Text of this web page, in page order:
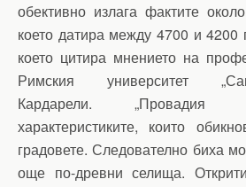
обективно излага фактите
което датира между 4700 и 4200
което цитира мнението на
Римския университет
Кардарели. „Провадия
характеристиките, които
градовете. Следователно биха
още по-древни селища.